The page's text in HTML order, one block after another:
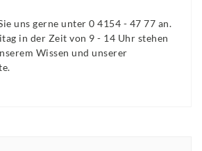
uns gerne unter 0 4154 - 47 77 an.
in der Zeit von 9 - 14 Uhr stehen
Wissen und unserer